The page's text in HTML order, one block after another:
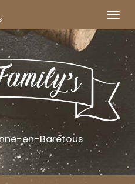
en-Barétous